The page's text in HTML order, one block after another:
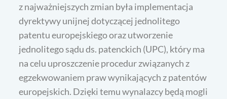
z najważniejszych zmian była implementacja
dyrektywy unijnej dotyczącej jednolitego
patentu europejskiego oraz utworzenie
jednolitego sądu ds. patenckich (UPC), który ma
na celu uproszczenie procedur związanych z
egzekwowaniem praw wynikających z patentów
europejskich. Dzięki temu wynalazcy będą mogli